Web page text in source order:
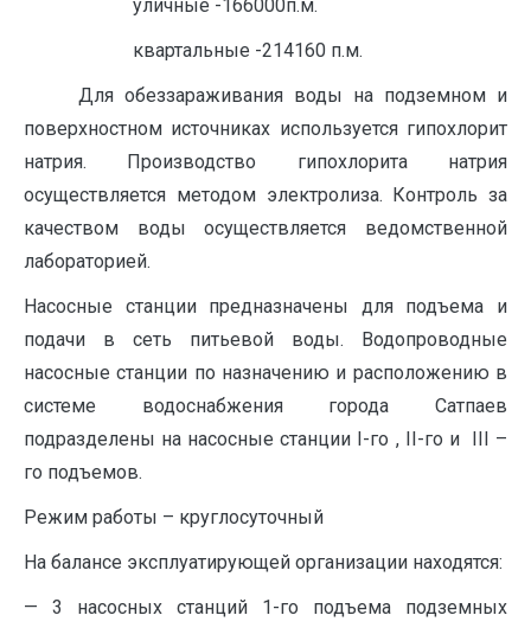
уличные -166000п.м.
квартальные -214160 п.м.
Для обеззараживания воды на подземном и
поверхностном источниках используется гипохлорит
натрия. Производство гипохлорита натрия
осуществляется методом электролиза. Контроль за
качеством воды осуществляется ведомственной
лабораторией.
Насосные станции предназначены для подъема и
подачи в сеть питьевой воды. Водопроводные
насосные станции по назначению и расположению в
системе водоснабжения города Сатпаев
подразделены на насосные станции I-го , II-го и III –
го подъемов.
Режим работы – круглосуточный
На балансе эксплуатирующей организации находятся:
— 3 насосных станций 1-го подъема подземных